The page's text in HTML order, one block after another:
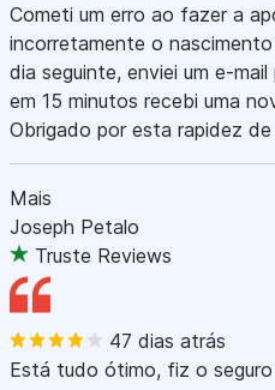
Cometi um erro ao fazer a
incorretamente o
dia seguinte, enviei um e-
em 15 minutos recebi uma
Obrigado por esta rapidez
Mais
Joseph Petalo
Truste Reviews
47 dias atrás
Está tudo ótimo, fiz o